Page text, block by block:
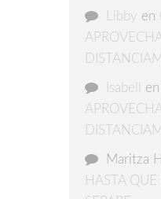
Libby en
Isabell en
Maritza
HASTA